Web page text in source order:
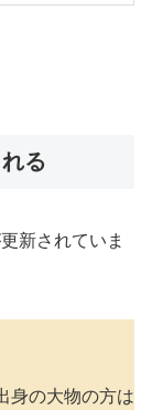
る
新されていま
身の大物の方は